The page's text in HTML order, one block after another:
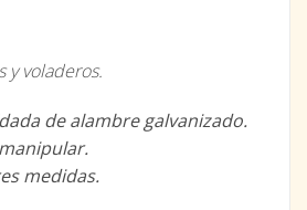
y voladeros.
de alambre galvanizado.
medidas.